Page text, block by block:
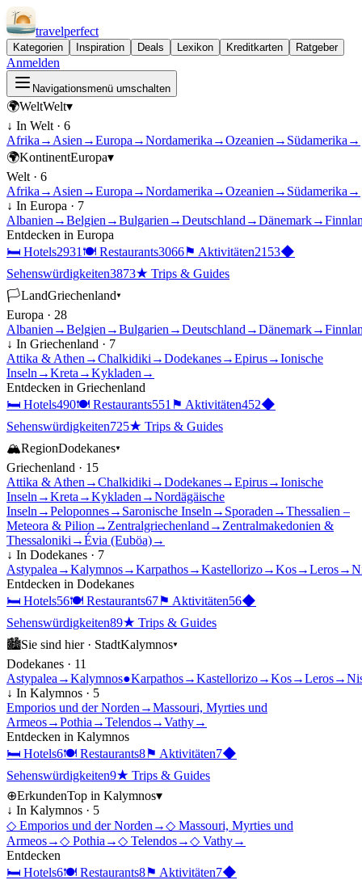
travelperfect
Kategorien Inspiration Deals Lexikon Kreditkarten Ratgeber
Anmelden
Navigationsmenü umschalten
🌍WeltWelt▾
↓ In Welt · 6
Afrika → Asien →Europa →Nordamerika →Ozeanien → Südamerika →
🌍KontinentEuropa▾
Welt · 6
Afrika → Asien →Europa →Nordamerika →Ozeanien → Südamerika →
↓ In Europa · 7
Albanien →Belgien →Bulgarien →Deutschland →Dänemark→
Entdecken in Europa
🛏 Hotels2931 🍽 Restaurants3066⚑ Aktivitäten2153◆
Sehenswürdigkeiten3873★ Trips & Guides
🏳LandGriechenland▾
Europa · 28
Albanien →Belgien →Bulgarien →Deutschland →Dänemark→
↓ In Griechenland · 7
Attika & Athen →Chalkidiki →Dodekanes→Epirus→Ionische
Inseln →Kreta →Kykladen →
Entdecken in Griechenland
🛏 Hotels490🍽 Restaurants551 ⚑ Aktivitäten452◆
Sehenswürdigkeiten725★ Trips & Guides
🏔RegionDodekanes▾
Griechenland · 15
Attika & Athen →Chalkidiki →Dodekanes→Epirus→Ionische
Inseln →Kreta →Kykladen →Nordägäische
Inseln →Peloponnes→ Saronische Inseln → Sporaden →Thessalien –
Meteora & Pilion → Zentralgriechenland → Zentralmakedonien &
Thessaloniki →Évia (Euböa)→
↓ In Dodekanes · 7
Astypalea →Kalymnos→Karpathos→Kastellorizo→Kos→Leros→
Entdecken in Dodekanes
🛏 Hotels56🍽 Restaurants67⚑ Aktivitäten56◆
Sehenswürdigkeiten89★ Trips & Guides
🏙Sie sind hier · StadtKalymnos▾
Dodekanes · 11
Astypalea →Kalymnos●Karpathos→Kastellorizo→Kos→Leros→
↓ In Kalymnos · 5
Emporios und der Norden →Massouri, Myrties und
Armeos→Pothia →Telendos→Vathy→
Entdecken in Kalymnos
🛏 Hotels6🍽 Restaurants8⚑ Aktivitäten7◆
Sehenswürdigkeiten9★ Trips & Guides
⊕ErkundenTop in Kalymnos▾
↓ In Kalymnos · 5
◇ Emporios und der Norden →◇ Massouri, Myrties und
Armeos→◇ Pothia →◇ Telendos→◇ Vathy→
Entdecken
🛏 Hotels6🍽 Restaurants8⚑ Aktivitäten7◆